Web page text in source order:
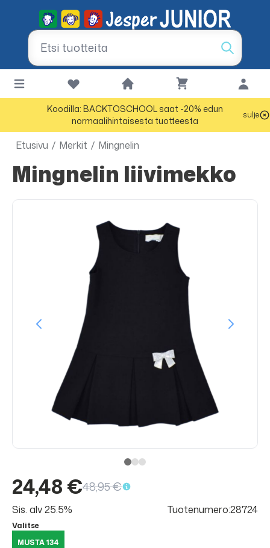
Koodilla: BACKTOSCHOOL saat -20% edun
normaalihintaisesta tuotteesta
sulje
Etusivu / Merkit / Mingnelin
Mingnelin liivimekko
24,48 €48,95 €
Sis. alv 25.5% Tuotenumero:28724
Valitse
MUSTA 134